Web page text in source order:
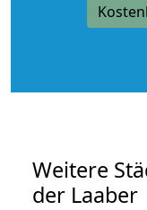
Weitere
der Laaber